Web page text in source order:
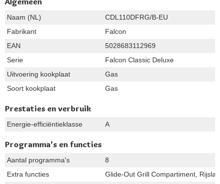
Naam (NL)
CDL110DFRG/B-EU
Fabrikant
Falcon
EAN
5028683112969
Serie
Falcon Classic Deluxe
Uitvoering kookplaat
Gas
Soort kookplaat
Gas
Prestaties en verbruik
Energie-efficiëntieklasse A
Programma's en functies
Aantal programma's
8
Extra functies
Glide-Out Grill Compartiment,